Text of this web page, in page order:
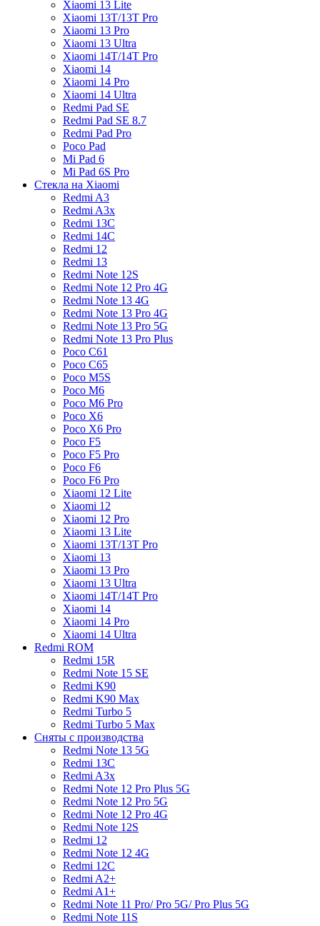
Xiaomi 13 Lite
Xiaomi 13T/13T Pro
Xiaomi 13 Pro
Xiaomi 13 Ultra
Xiaomi 14T/14T Pro
Xiaomi 14
Xiaomi 14 Pro
Xiaomi 14 Ultra
Redmi Pad SE
Redmi Pad SE 8.7
Redmi Pad Pro
Poco Pad
Mi Pad 6
Mi Pad 6S Pro
Стекла на Xiaomi
Redmi A3
Redmi A3x
Redmi 13C
Redmi 14C
Redmi 12
Redmi 13
Redmi Note 12S
Redmi Note 12 Pro 4G
Redmi Note 13 4G
Redmi Note 13 Pro 4G
Redmi Note 13 Pro 5G
Redmi Note 13 Pro Plus
Poco C61
Poco C65
Poco M5S
Poco M6
Poco M6 Pro
Poco X6
Poco X6 Pro
Poco F5
Poco F5 Pro
Poco F6
Poco F6 Pro
Xiaomi 12 Lite
Xiaomi 12
Xiaomi 12 Pro
Xiaomi 13 Lite
Xiaomi 13T/13T Pro
Xiaomi 13
Xiaomi 13 Pro
Xiaomi 13 Ultra
Xiaomi 14T/14T Pro
Xiaomi 14
Xiaomi 14 Pro
Xiaomi 14 Ultra
Redmi ROM
Redmi 15R
Redmi Note 15 SE
Redmi K90
Redmi K90 Max
Redmi Turbo 5
Redmi Turbo 5 Max
Сняты с производства
Redmi Note 13 5G
Redmi 13C
Redmi A3x
Redmi Note 12 Pro Plus 5G
Redmi Note 12 Pro 5G
Redmi Note 12 Pro 4G
Redmi Note 12S
Redmi 12
Redmi Note 12 4G
Redmi 12C
Redmi A2+
Redmi A1+
Redmi Note 11 Pro/ Pro 5G/ Pro Plus 5G
Redmi Note 11S